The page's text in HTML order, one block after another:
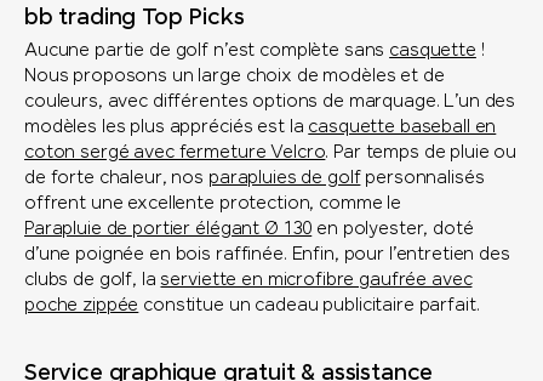
bb trading Top Picks
Aucune partie de golf n’est complète sans casquette !
Nous proposons un large choix de modèles et de
couleurs, avec différentes options de marquage. L’un des
modèles les plus appréciés est la casquette baseball en
coton sergé avec fermeture Velcro. Par temps de pluie ou
de forte chaleur, nos parapluies de golfpersonnalisés
offrent une excellente protection, comme le
Parapluie de portier élégant Ø 130 en polyester, doté
d’une poignée en bois raffinée. Enfin, pour l’entretien des
clubs de golf, laserviette en microfibre gaufrée avec
poche zippée constitue un cadeau publicitaire parfait.
Service graphique gratuit & assistance